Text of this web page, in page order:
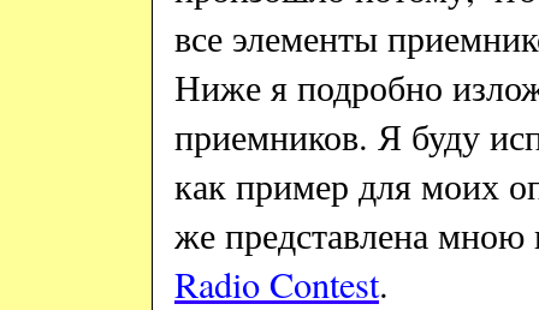
все элементы
Ниже я подробно
приемников. Я буду
как пример для моих
же представлена
RadioContest.